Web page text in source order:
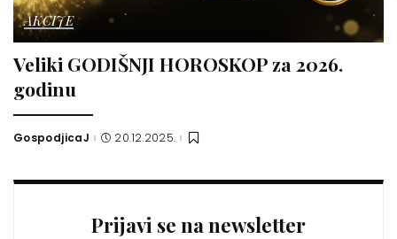
AKCIJE
Veliki GODIŠNJI HOROSKOP za 2026.
godinu
Posted
GospodjicaJ 20.12.2025.
Prijavi se na newsletter